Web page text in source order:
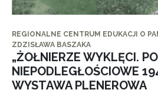
REGIONALNE CENTRUM EDUKACJI O
ZDZISŁAWA BASZAKA
„ŻOŁNIERZE WYKLĘCI.
NIEPODLEGŁOŚCIOWE
WYSTAWA PLENEROWA